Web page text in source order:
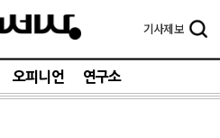
기사제보
오피니언 연구소